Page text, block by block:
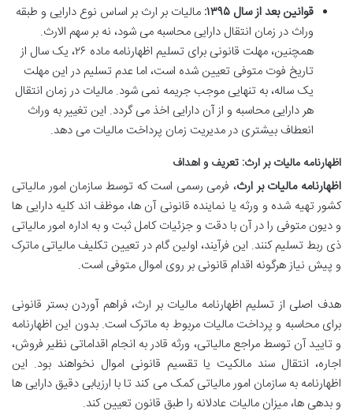
قوانین بعد از سال ۱۳۹۵:
مالیات بر ارث بر اساس نوع دارایی و طبقه
وراث در زمان انتقال دارایی محاسبه می شود، نه بر سهم الارث.
همچنین، مهلت قانونی برای تسلیم اظهارنامه ماده ۲۶، یک سال از
تاریخ فوت متوفی تعیین شده است، اما عدم تسلیم در این مهلت
یک ساله، به تنهایی موجب جریمه نمی شود. مالیات در زمان انتقال
هر دارایی محاسبه و از آن دارایی اخذ می گردد. این تغییر به وراث
انعطاف بیشتری در مدیریت زمان پرداخت مالیات می دهد.
اظهارنامه مالیات بر ارث: تعریف و اهداف
اظهارنامه مالیات بر ارث، فرمی رسمی است که توسط سازمان امور مالیاتی
کشور تهیه شده و ورثه یا نماینده قانونی آن ها، موظف اند کلیه دارایی ها
و دیون متوفی را در آن با دقت و جزئیات کامل ثبت و به اداره امور مالیاتی
ذی ربط تسلیم کنند. این فرآیند، اولین گام در تعیین تکلیف مالیاتی ماترک
و پیش نیاز هرگونه اقدام قانونی بر روی اموال متوفی است.
هدف اصلی از تسلیم اظهارنامه مالیات بر ارث، فراهم آوردن بستر قانونی
برای محاسبه و پرداخت مالیات مربوط به ماترک است. بدون این اظهارنامه
و تایید آن توسط مراجع مالیاتی، ورثه قادر به انجام اقداماتی نظیر فروش،
اجاره، انتقال سند مالکیت یا تقسیم قانونی اموال نخواهند بود. این
اظهارنامه به سازمان امور مالیاتی کمک می کند تا با ارزیابی دقیق دارایی ها
و بدهی ها، میزان مالیات عادلانه را طبق قانون تعیین کند.